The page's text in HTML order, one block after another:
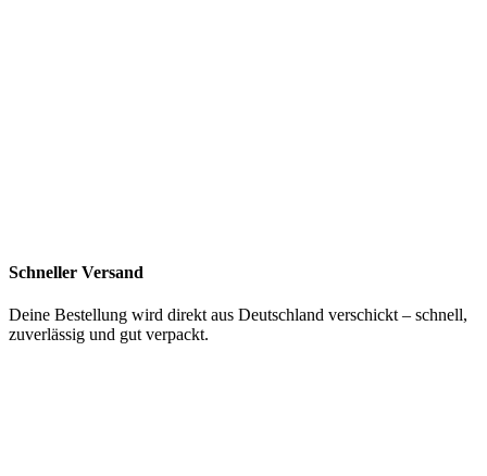
Schneller Versand
Deine Bestellung wird direkt aus Deutschland verschickt – schnell,
zuverlässig und gut verpackt.